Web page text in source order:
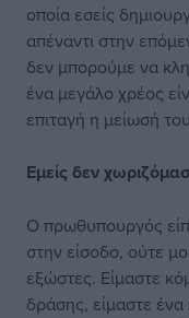
οποία εσείς
απέναντι στην
δεν μπορούμε να
ένα μεγάλο χρέος
επιταγή η μείωσή του
Εμείς δεν
Ο πρωθυπουργός
στην είσοδο, ούτε
εξώστες. Είμαστε
δράσης, είμαστε